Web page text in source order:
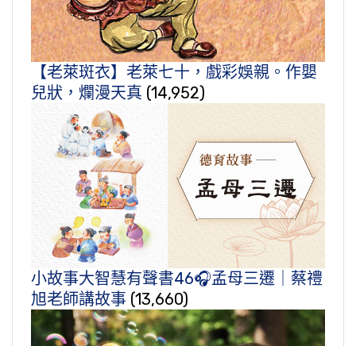
【老萊斑衣】老萊七十，戲彩娛親。作嬰
兒狀，爛漫天真 (14,952)
小故事大智慧有聲書46🎧孟母三遷｜蔡禮
旭老師講故事 (13,660)